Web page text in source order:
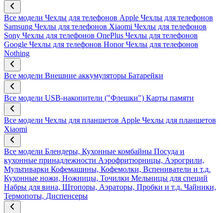
Все модели Чехлы для телефонов Apple Чехлы для телефонов
Samsung Чехлы для телефонов Xiaomi Чехлы для телефонов
Sony Чехлы для телефонов OnePlus Чехлы для телефонов
Google Чехлы для телефонов Honor Чехлы для телефонов
Nothing
Все модели Внешние аккумуляторы Батарейки
Все модели USB-накопители ("Флешки") Карты памяти
Все модели Чехлы для планшетов Apple Чехлы для планшетов
Xiaomi
Все модели Блендеры, Кухонные комбайны Посуда и
кухонные принадлежности Аэрофритюрницы, Аэрогрили,
Мультиварки Кофемашины, Кофемолки, Вспениватели и т.д.
Кухонные ножи, Ножницы, Точилки Мельницы для специй
Набры для вина, Штопоры, Аэраторы, Пробки и т.д. Чайники,
Термопоты, Диспенсеры